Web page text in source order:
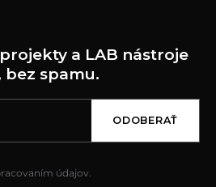
a LAB nástroje
bez spamu.
ODOBERAŤ
údajov.